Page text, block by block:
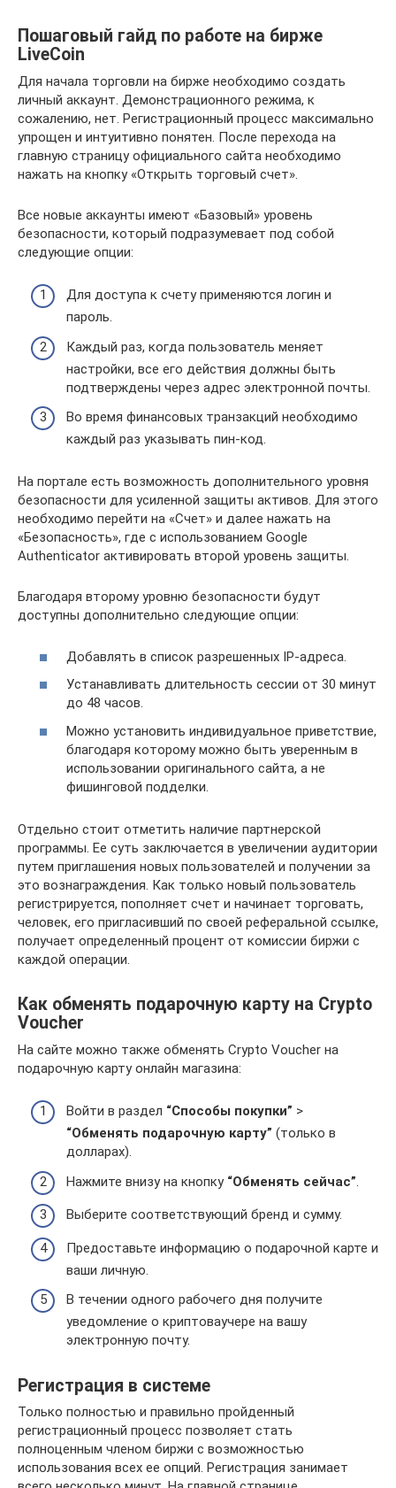
Пошаговый гайд по работе на бирже
LiveCoin
Для начала торговли на бирже необходимо создать
личный аккаунт. Демонстрационного режима, к
сожалению, нет. Регистрационный процесс максимально
упрощен и интуитивно понятен. После перехода на
главную страницу официального сайта необходимо
нажать на кнопку «Открыть торговый счет».
Все новые аккаунты имеют «Базовый» уровень
безопасности, который подразумевает под собой
следующие опции:
Для доступа к счету применяются логин и
пароль.
Каждый раз, когда пользователь меняет
настройки, все его действия должны быть
подтверждены через адрес электронной почты.
Во время финансовых транзакций необходимо
каждый раз указывать пин-код.
На портале есть возможность дополнительного уровня
безопасности для усиленной защиты активов. Для этого
необходимо перейти на «Счет» и далее нажать на
«Безопасность», где с использованием Google
Authenticator активировать второй уровень защиты.
Благодаря второму уровню безопасности будут
доступны дополнительно следующие опции:
Добавлять в список разрешенных IP-адреса.
Устанавливать длительность сессии от 30 минут
до 48 часов.
Можно установить индивидуальное приветствие,
благодаря которому можно быть уверенным в
использовании оригинального сайта, а не
фишинговой подделки.
Отдельно стоит отметить наличие партнерской
программы. Ее суть заключается в увеличении аудитории
путем приглашения новых пользователей и получении за
это вознаграждения. Как только новый пользователь
регистрируется, пополняет счет и начинает торговать,
человек, его пригласивший по своей реферальной ссылке,
получает определенный процент от комиссии биржи с
каждой операции.
Как обменять подарочную карту на Crypto
Voucher
На сайте можно также обменять Crypto Voucher на
подарочную карту онлайн магазина:
Войти в раздел “Способы покупки” >
“Обменять подарочную карту” (только в
долларах).
Нажмите внизу на кнопку “Обменять сейчас”.
Выберите соответствующий бренд и сумму.
Предоставьте информацию о подарочной карте и
ваши личную.
В течении одного рабочего дня получите
уведомление о криптоваучере на вашу
электронную почту.
Регистрация в системе
Только полностью и правильно пройденный
регистрационный процесс позволяет стать
полноценным членом биржи с возможностью
использования всех ее опций. Регистрация занимает